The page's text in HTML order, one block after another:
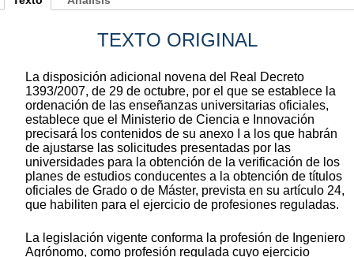
TEXTO ORIGINAL
La disposición adicional novena del Real Decreto
1393/2007, de 29 de octubre, por el que se establece la
ordenación de las enseñanzas universitarias oficiales,
establece que el Ministerio de Ciencia e Innovación
precisará los contenidos de su anexo I a los que habrán
de ajustarse las solicitudes presentadas por las
universidades para la obtención de la verificación de los
planes de estudios conducentes a la obtención de títulos
oficiales de Grado o de Máster, prevista en su artículo 24,
que habiliten para el ejercicio de profesiones reguladas.
La legislación vigente conforma la profesión de Ingeniero
Agrónomo, como profesión regulada cuyo ejercicio